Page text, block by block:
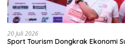
20 Juli 2026
Sport Tourism Dongkrak Ekonomi